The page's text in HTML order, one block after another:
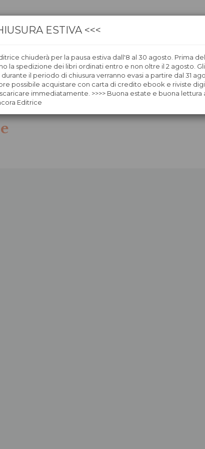
LIBRERIE ÀNCORAWOW
ESTIVA <<<
chiuderà per la pausa estiva dall'8 al 30 agosto. Prima
la spedizione dei libri ordinati entro e non oltre il 2 agosto.
il periodo di chiusura verranno evasi a partire dal 31
possibile acquistare con carta di credito ebook e riviste
immediatamente. >>>> Buona estate e buona lettura
Editrice